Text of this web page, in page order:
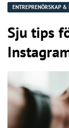
ENTREPRENÖRSKAP &
Sju tips